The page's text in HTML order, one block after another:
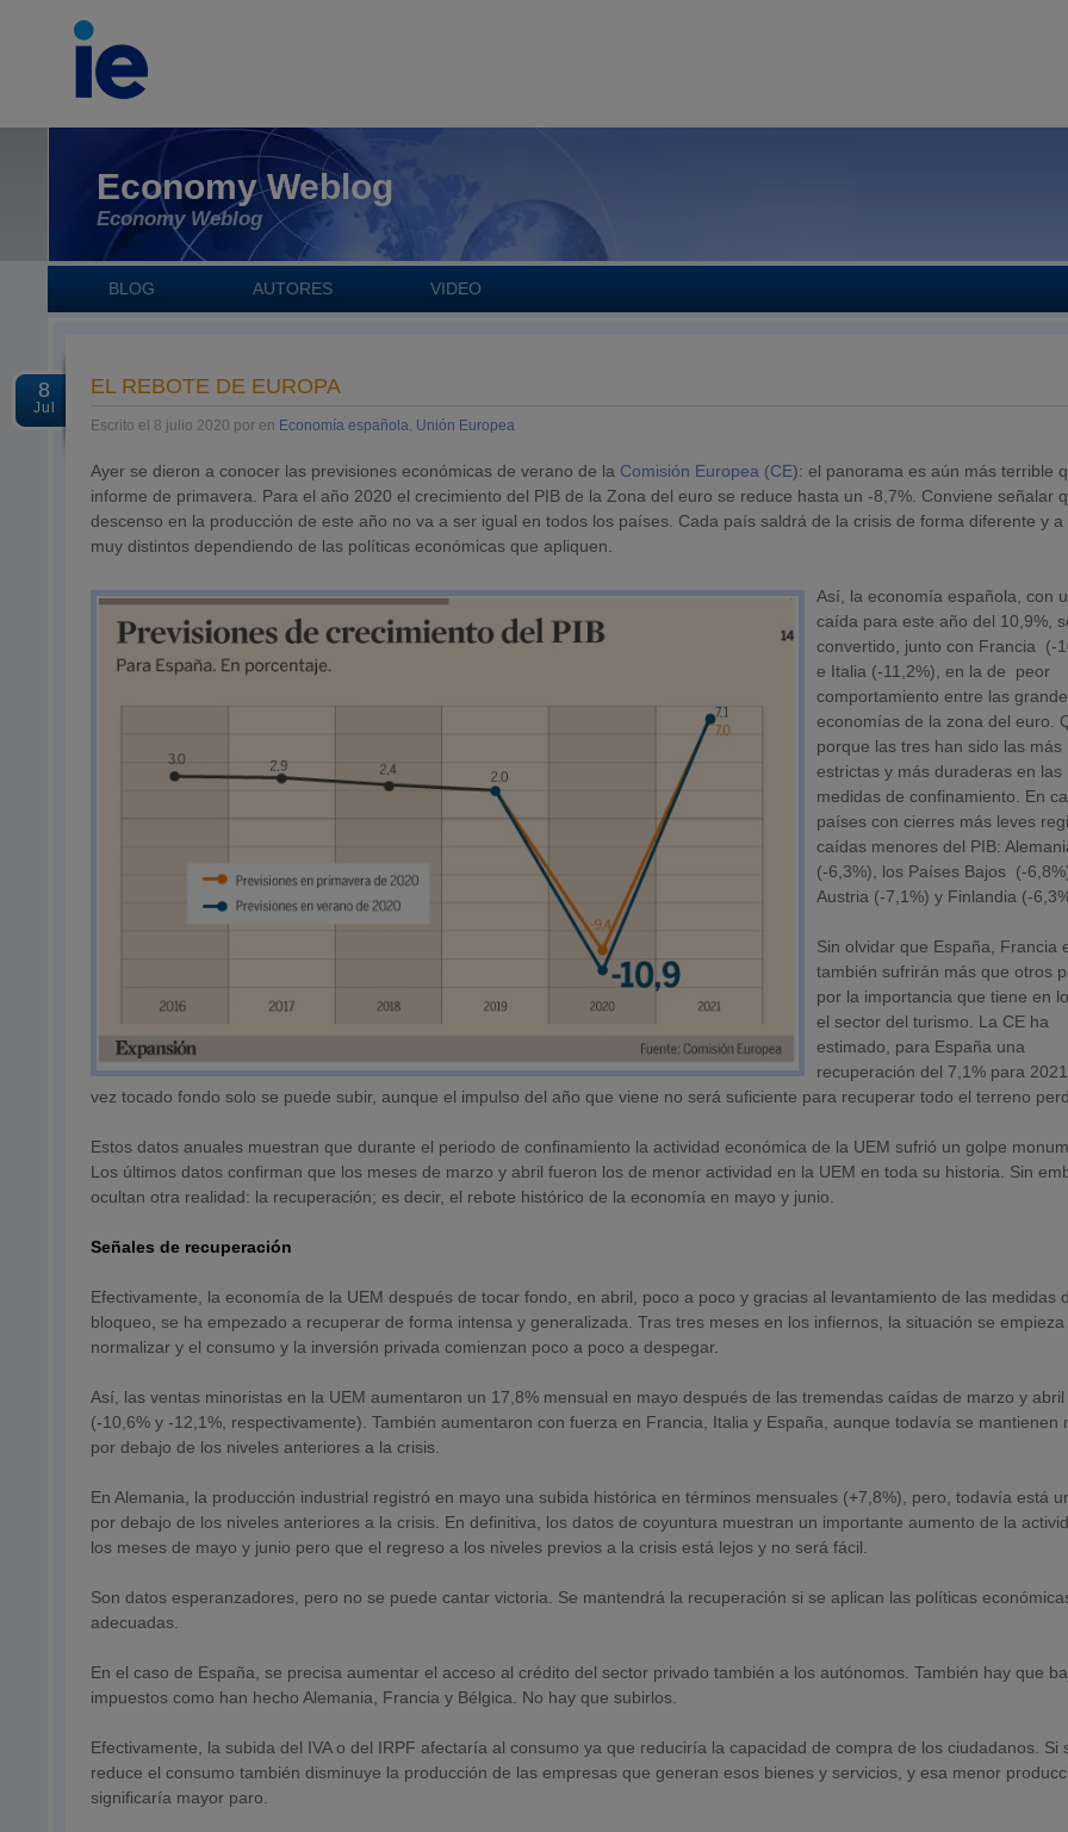
Economy Weblog
Economy Weblog
BLOG AUTORES VIDEO
8
Jul
EL REBOTE DE EUROPA
Escrito el 8 julio 2020 por en Economía española, Unión Europea
Ayer se dieron a conocer las previsiones económicas de verano de la Comisión Europea (CE): el panorama es aún más terrible
informe de primavera. Para el año 2020 el crecimiento del PIB de la Zona del euro se reduce hasta un -8,7%. Conviene señalar
descenso en la producción de este año no va a ser igual en todos los países. Cada país saldrá de la crisis de forma diferente y a
muy distintos dependiendo de las políticas económicas que apliquen.
Así, la economía española, con
caída para este año del 10,9%,
convertido, junto con Francia (-
e Italia (-11,2%), en la de peor
comportamiento entre las
economías de la zona del euro.
porque las tres han sido las más
estrictas y más duraderas en las
medidas de confinamiento. En
países con cierres más leves
caídas menores del PIB:
(-6,3%), los Países Bajos (-
Austria (-7,1%) y Finlandia (-
Sin olvidar que España, Francia
también sufrirán más que otros
por la importancia que tiene en
el sector del turismo. La CE ha
estimado, para España una
recuperación del 7,1% para
vez tocado fondo solo se puede subir, aunque el impulso del año que viene no será suficiente para recuperar todo el terreno
Estos datos anuales muestran que durante el periodo de confinamiento la actividad económica de la UEM sufrió un golpe
Los últimos datos confirman que los meses de marzo y abril fueron los de menor actividad en la UEM en toda su historia. Sin
ocultan otra realidad: la recuperación; es decir, el rebote histórico de la economía en mayo y junio.
Señales de recuperación
Efectivamente, la economía de la UEM después de tocar fondo, en abril, poco a poco y gracias al levantamiento de las medidas
bloqueo, se ha empezado a recuperar de forma intensa y generalizada. Tras tres meses en los infiernos, la situación se empieza
normalizar y el consumo y la inversión privada comienzan poco a poco a despegar.
Así, las ventas minoristas en la UEM aumentaron un 17,8% mensual en mayo después de las tremendas caídas de marzo y abril
(-10,6% y -12,1%, respectivamente). También aumentaron con fuerza en Francia, Italia y España, aunque todavía se mantienen
por debajo de los niveles anteriores a la crisis.
En Alemania, la producción industrial registró en mayo una subida histórica en términos mensuales (+7,8%), pero, todavía está
por debajo de los niveles anteriores a la crisis. En definitiva, los datos de coyuntura muestran un importante aumento de la
los meses de mayo y junio pero que el regreso a los niveles previos a la crisis está lejos y no será fácil.
Son datos esperanzadores, pero no se puede cantar victoria. Se mantendrá la recuperación si se aplican las políticas
adecuadas.
En el caso de España, se precisa aumentar el acceso al crédito del sector privado también a los autónomos. También hay que
impuestos como han hecho Alemania, Francia y Bélgica. No hay que subirlos.
Efectivamente, la subida del IVA o del IRPF afectaría al consumo ya que reduciría la capacidad de compra de los ciudadanos. Si
reduce el consumo también disminuye la producción de las empresas que generan esos bienes y servicios, y esa menor
significaría mayor paro.